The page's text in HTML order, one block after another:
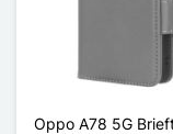
Oppo A78 5G